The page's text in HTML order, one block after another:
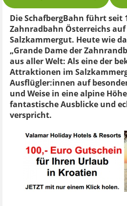
Die SchafbergBahn führt seit
Zahnradbahn Österreichs auf
Salzkammergut. Heute wie
„Grande Dame der
aus aller Welt: Als eine der
Attraktionen im
Ausflügler:innen auf
und Weise in eine alpine
fantastische Ausblicke und
verspricht.